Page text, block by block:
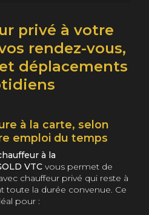
privé à votre
rendez-vous,
déplacements
à la carte, selon
emploi du temps
à la
VTC vous permet de
chauffeur privé qui reste à
toute la durée convenue. Ce
pour :